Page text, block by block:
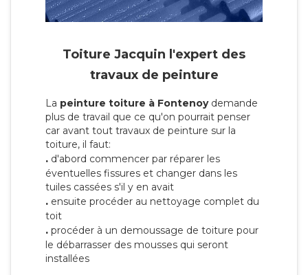
Toiture Jacquin l'expert des
travaux de peinture
La peinture toiture à Fontenoydemande
plus de travail que ce qu'on pourrait penser
car avant tout travaux de peinture sur la
toiture, il faut:
. d'abord commencer par réparer les
éventuelles fissures et changer dans les
tuiles cassées s'il y en avait
. ensuite procéder au nettoyage complet du
toit
. procéder à un demoussage de toiture pour
le débarrasser des mousses qui seront
installées